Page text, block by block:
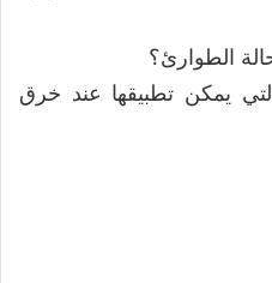
الطوارئ؟
يمكن تطبيقها عند خرق